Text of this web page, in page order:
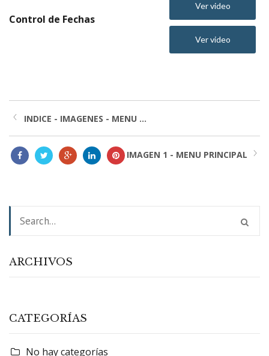
Ver video
Control de Fechas
Ver video
INDICE - IMAGENES - MENU ...
IMAGEN 1 - MENU PRINCIPAL
ARCHIVOS
CATEGORÍAS
No hay categorías